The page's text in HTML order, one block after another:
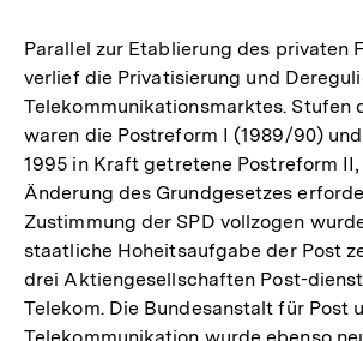
Parallel zur Etablierung des privaten
verlief die Privatisierung und
Telekommunikationsmarktes. Stufen
waren die Postreform I (1989/90) und
1995 in Kraft getretene Postreform II,
Änderung des Grundgesetzes
Zustimmung der SPD vollzogen
staatliche Hoheitsaufgabe der Post
drei Aktiengesellschaften Post-
Telekom. Die Bundesanstalt für Post
Telekommunikation wurde ebenso